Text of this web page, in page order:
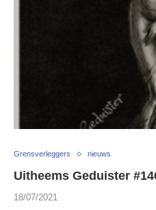
Grensverleggers nieuws
Uitheems Geduister
18/07/2021